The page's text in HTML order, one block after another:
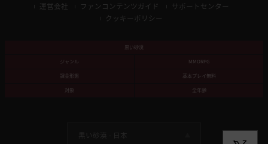
運営会社
ファンコンテンツガイド
サポートセンター
クッキーポリシー
黒い砂漠
ジャンル
MMORPG
課金形態
基本プレイ無料
対象
全年齢
黒い砂漠 - 日本